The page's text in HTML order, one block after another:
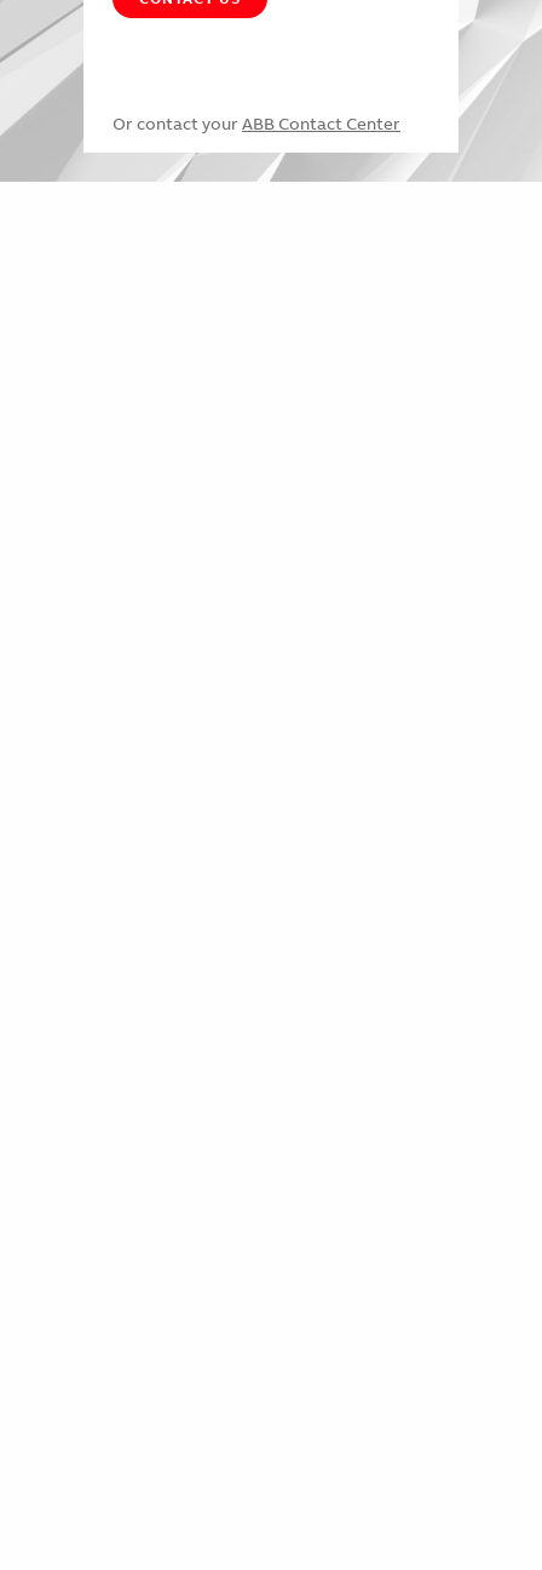
Or contact your ABB Contact Center